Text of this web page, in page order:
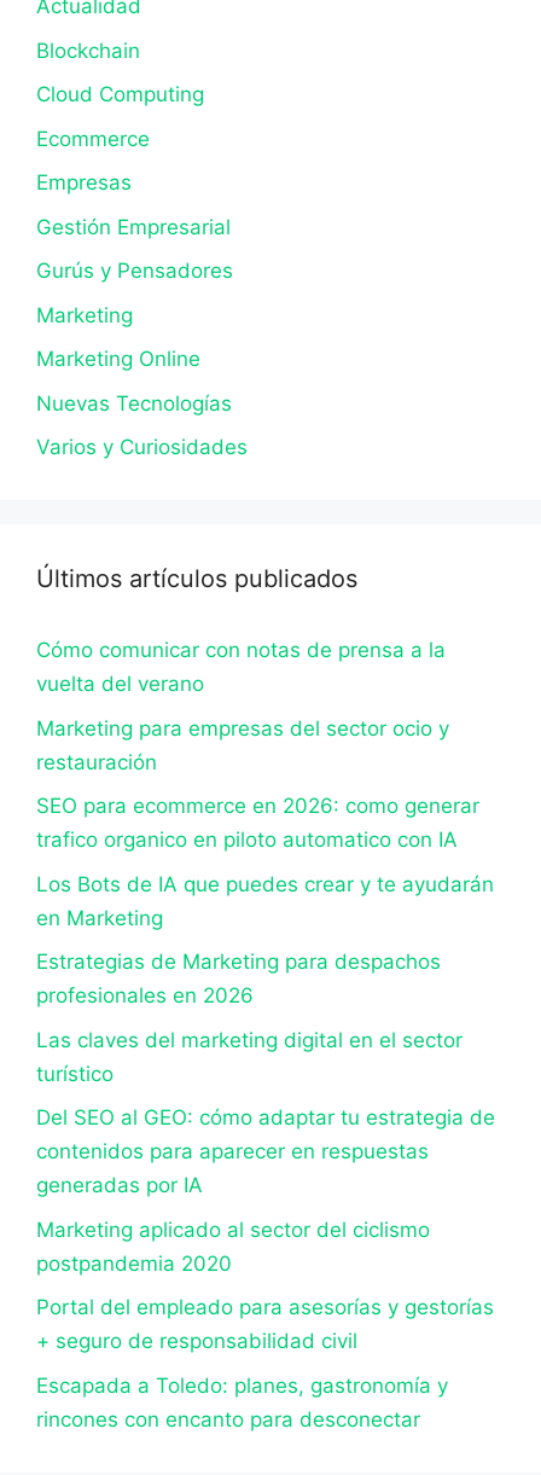
Actualidad
Blockchain
Cloud Computing
Ecommerce
Empresas
Gestión Empresarial
Gurús y Pensadores
Marketing
Marketing Online
Nuevas Tecnologías
Varios y Curiosidades
Últimos artículos publicados
Cómo comunicar con notas de prensa a la
vuelta del verano
Marketing para empresas del sector ocio y
restauración
SEO para ecommerce en 2026: como generar
trafico organico en piloto automatico con IA
Los Bots de IA que puedes crear y te ayudarán
en Marketing
Estrategias de Marketing para despachos
profesionales en 2026
Las claves del marketing digital en el sector
turístico
Del SEO al GEO: cómo adaptar tu estrategia de
contenidos para aparecer en respuestas
generadas por IA
Marketing aplicado al sector del ciclismo
postpandemia 2020
Portal del empleado para asesorías y gestorías
+ seguro de responsabilidad civil
Escapada a Toledo: planes, gastronomía y
rincones con encanto para desconectar